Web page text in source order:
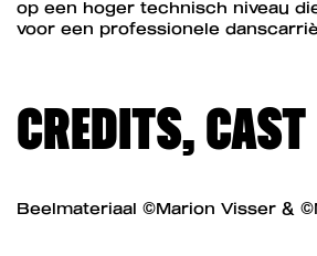
op een hoger technisch niveau
voor een professionele
CREDITS,
Beelmateriaal ©Marion Visser &